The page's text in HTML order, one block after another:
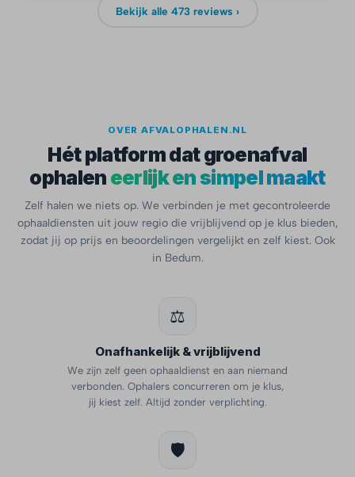
Bekijk alle 473 reviews ›
OVER AFVALOPHALEN.NL
Hét platform dat groenafval
ophalen eerlijk en simpel maakt
Zelf halen we niets op. We verbinden je met gecontroleerde
ophaaldiensten uit jouw regio die vrijblijvend op je klus bieden,
zodat jij op prijs en beoordelingen vergelijkt en zelf kiest. Ook
in Bedum.
⚖️
Onafhankelijk & vrijblijvend
We zijn zelf geen ophaaldienst en aan niemand
verbonden. Ophalers concurreren om je klus,
jij kiest zelf. Altijd zonder verplichting.
🛡️